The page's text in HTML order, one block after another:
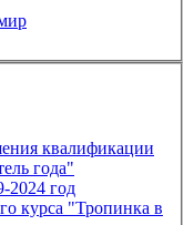
квалификации
года"
2024 год
курса "Тропинка в